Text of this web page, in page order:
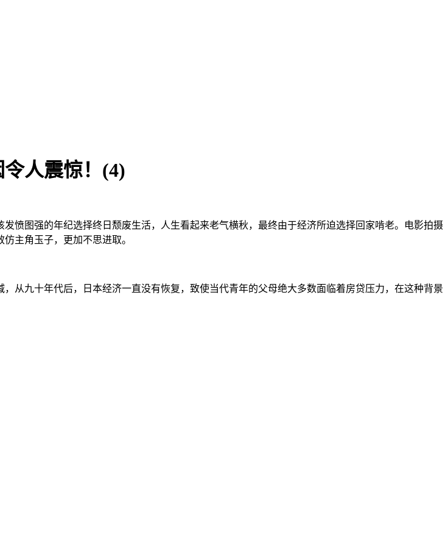
人震惊！(4)
愤图强的年纪选择终日颓废生活，人生看起来老气横秋，最终由于经济所迫选择回家啃老。电影拍摄
主角玉子，更加不思进取。
从九十年代后，日本经济一直没有恢复，致使当代青年的父母绝大多数面临着房贷压力，在这种背景